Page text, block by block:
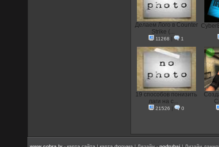
Делаем Лого в Counter
Strike (...
11268 | 1
19 способов понизить
лаги на с...
21526 | 0